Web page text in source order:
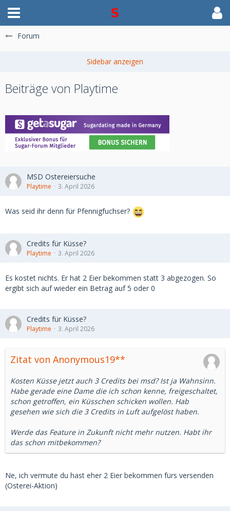
Forum
Beiträge von Playtime
MSD Ostereiersuche
Playtime 3. April 2026
Was seid ihr denn für Pfennigfuchser?
Credits für Küsse?
Playtime 3. April 2026
Es kostet nichts. Er hat 2 Eier bekommen statt 3 abgezogen. So
ergibt sich auf wieder ein Betrag auf 5 oder 0
Credits für Küsse?
Playtime 3. April 2026
Zitat von Anonymous19**
Kosten Küsse jetzt auch 3 Credits bei msd? Ist ja Wahnsinn.
Habe gerade eine Dame die ich schon kenne, freigeschaltet,
schon getroffen, ein Küsschen schicken wollen. Hab
gesehen wie sich die 3 Credits in Luft aufgelöst haben.
Werde das Feature in Zukunft nicht mehr nutzen. Habt ihr
das schon mitbekommen?
Ne, ich vermute du hast eher 2 Eier bekommen fürs versenden
(Osterei-Aktion)